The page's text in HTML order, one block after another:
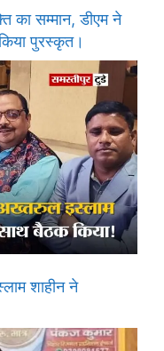
का सम्मान, डीएम ने
पुरस्कृत।
शाहीन ने